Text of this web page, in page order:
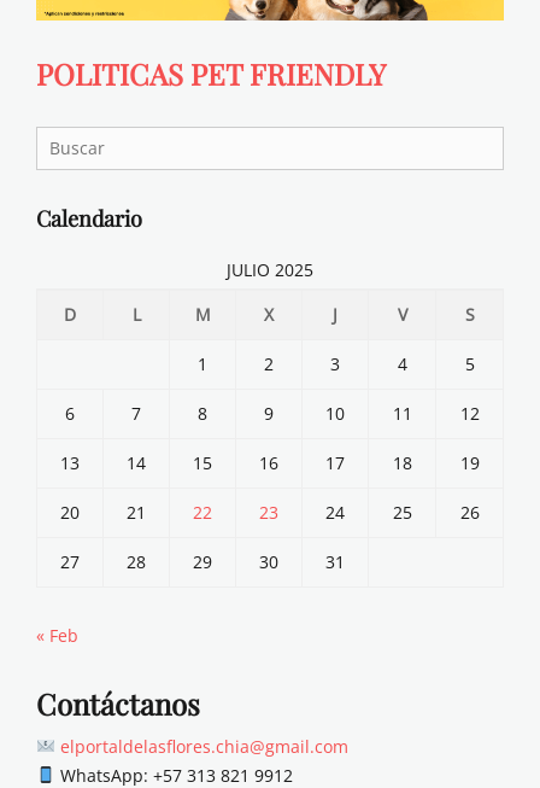
POLITICAS PET FRIENDLY
Search
for:
Calendario
JULIO 2025
D
L M X J V S
1 2 3 4 5
6 7 8 9 10 11 12
13 14 15 16 17 18 19
20 21 22 23 24 25 26
27 28 29 30 31
« Feb
Contáctanos
elportaldelasflores.chia@gmail.com
WhatsApp: +57 313 821 9912